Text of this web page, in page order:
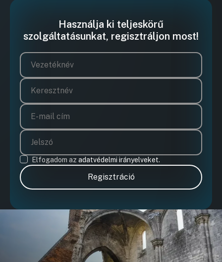
Használja ki teljeskörű
szolgáltatásunkat, regisztráljon most!
Elfogadom az adatvédelmi irányelveket.
Regisztráció